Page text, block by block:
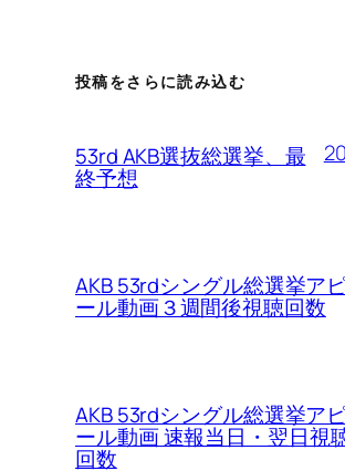
投稿をさらに読み込む
53rd AKB選抜総選挙、最
終予想
AKB 53rdシングル総選挙ア
ール動画３週間後視聴回数
AKB 53rdシングル総選挙ア
ール動画 速報当日・翌日視
回数